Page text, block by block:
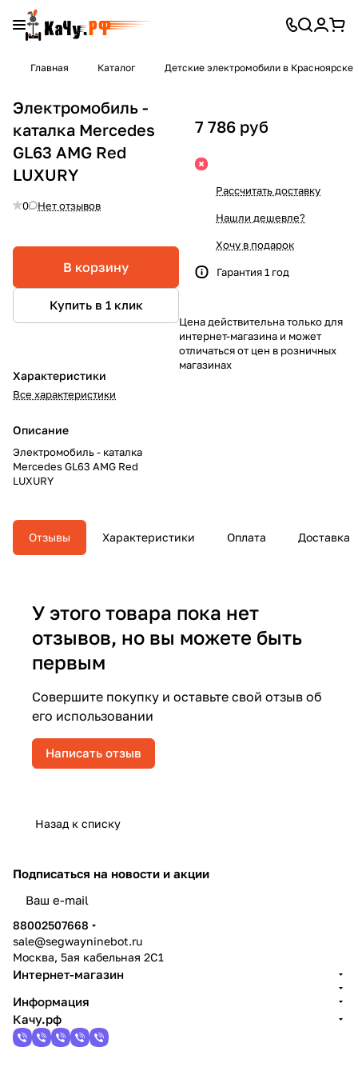
Главная Каталог Детские электромобили в Красноярске
Электромобиль -
каталка Mercedes
GL63 AMG Red
LUXURY
0 Нет отзывов
В корзину
Купить в 1 клик
Характеристики
Все характеристики
Описание
Электромобиль - каталка
Mercedes GL63 AMG Red
LUXURY
7 786 руб
Рассчитать доставку
Нашли дешевле?
Хочу в подарок
Гарантия 1 год
Цена действительна только для
интернет-магазина и может
отличаться от цен в розничных
магазинах
Отзывы Характеристики Оплата Доставка
У этого товара пока нет
отзывов, но вы можете быть
первым
Совершите покупку и оставьте свой отзыв об
его использовании
Написать отзыв
Назад к списку
Подписаться на новости и акции
88002507668
sale@segwayninebot.ru
Москва, 5ая кабельная 2С1
Интернет-магазин
Информация
Качу.рф